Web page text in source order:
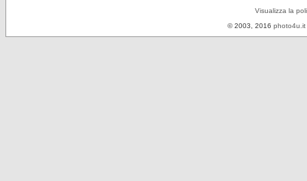
Visualizza la
© 2003, 2016 photo4u.it